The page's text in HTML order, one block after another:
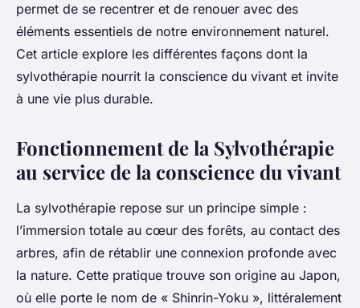
Nina•5 octobre 2024•3 min de lecture
permet de se recentrer et de renouer avec des
éléments essentiels de notre environnement naturel.
Cet article explore les différentes façons dont la
sylvothérapie nourrit la conscience du vivant et invite
à une vie plus durable.
Fonctionnement de la Sylvothérapie
au service de la conscience du vivant
La sylvothérapie repose sur un principe simple :
l’immersion totale au cœur des forêts, au contact des
arbres, afin de rétablir une connexion profonde avec
la nature. Cette pratique trouve son origine au Japon,
où elle porte le nom de « Shinrin-Yoku », littéralement